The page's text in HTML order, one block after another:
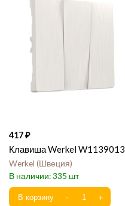
417
Клавиша Werkel W1139013
Werkel Швеция
335